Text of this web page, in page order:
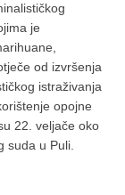
je
od izvršenja
istraživanja
opojne
22. veljače oko
suda u Puli.